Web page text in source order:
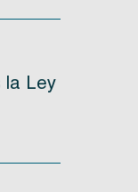
la Ley